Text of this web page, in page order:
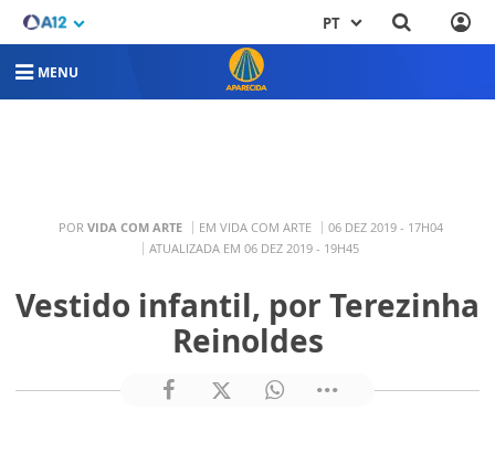
PT
MENU
POR VIDA COM ARTE EM VIDA COM ARTE
06 DEZ 2019 - 17H04
ATUALIZADA EM 06 DEZ 2019 - 19H45
Vestido infantil, por Terezinha
Reinoldes